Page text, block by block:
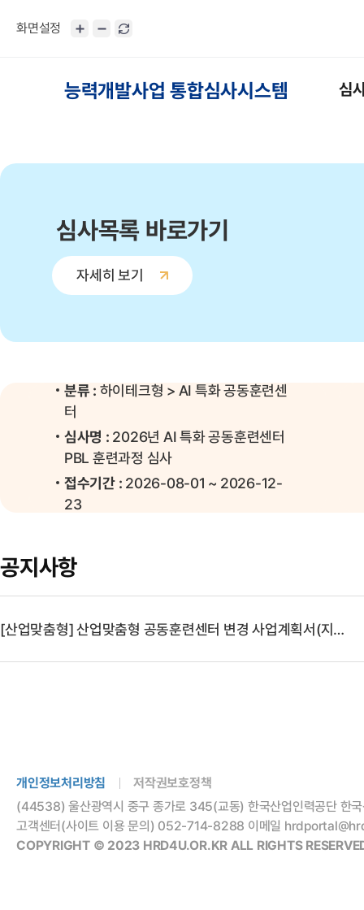
화면설정
능력개발사업 통합심사시스템 심
심사목록 바로가기
자세히 보기
분류 : 하이테크형 > AI 특화 공동훈련센
터
심사명 : 2026년 AI 특화 공동훈련센터
PBL 훈련과정 심사
접수기간 : 2026-08-01 ~ 2026-12-
23
공지사항
[산업맞춤형] 산업맞춤형 공동훈련센터 변경 사업계획서(지원금) 신청 양식
개인정보처리방침
저작권보호정책
(44538) 울산광역시 중구 종가로 345(교동) 한국산업인력공단 한
고객센터(사이트 이용 문의) 052-714-8288 이메일
COPYRIGHT © 2023 HRD4U.OR.KR ALL RIGHTS